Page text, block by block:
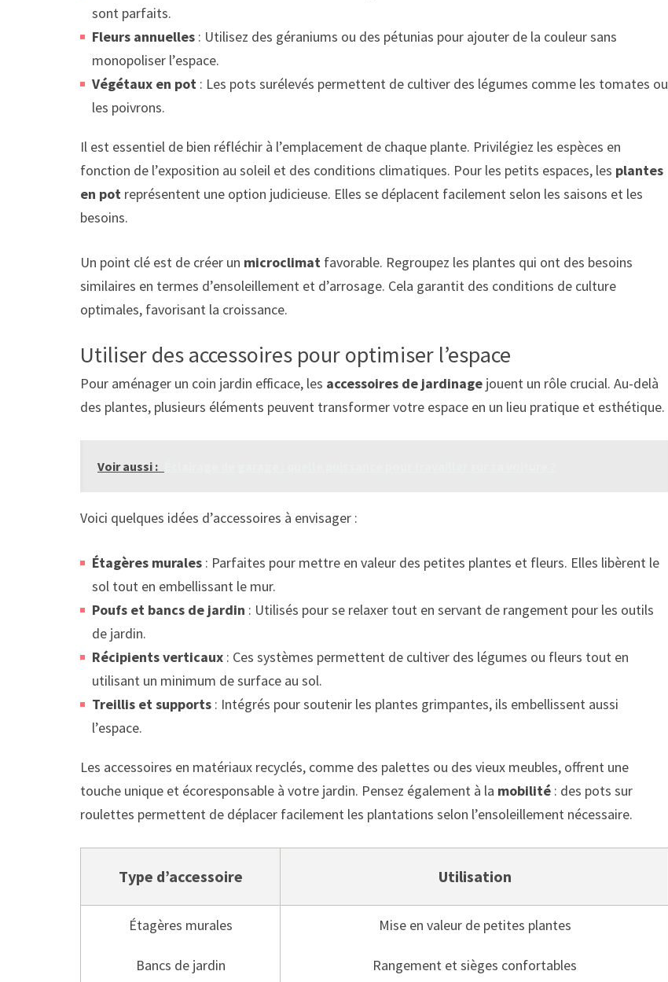
sont parfaits.
Fleurs annuelles : Utilisez des géraniums ou des pétunias pour ajouter de la couleur sans
monopoliser l’espace.
Végétaux en pot : Les pots surélevés permettent de cultiver des légumes comme les tomates ou
les poivrons.
Il est essentiel de bien réfléchir à l’emplacement de chaque plante. Privilégiez les espèces en
fonction de l’exposition au soleil et des conditions climatiques. Pour les petits espaces, les plantes
en pot représentent une option judicieuse. Elles se déplacent facilement selon les saisons et les
besoins.
Un point clé est de créer un microclimat favorable. Regroupez les plantes qui ont des besoins
similaires en termes d’ensoleillement et d’arrosage. Cela garantit des conditions de culture
optimales, favorisant la croissance.
Utiliser des accessoires pour optimiser l’espace
Pour aménager un coin jardin efficace, les accessoires de jardinage jouent un rôle crucial. Au-delà
des plantes, plusieurs éléments peuvent transformer votre espace en un lieu pratique et esthétique.
Voir aussi :
Voici quelques idées d’accessoires à envisager :
Étagères murales : Parfaites pour mettre en valeur des petites plantes et fleurs. Elles libèrent le
sol tout en embellissant le mur.
Poufs et bancs de jardin : Utilisés pour se relaxer tout en servant de rangement pour les outils
de jardin.
Récipients verticaux : Ces systèmes permettent de cultiver des légumes ou fleurs tout en
utilisant un minimum de surface au sol.
Treillis et supports : Intégrés pour soutenir les plantes grimpantes, ils embellissent aussi
l’espace.
Les accessoires en matériaux recyclés, comme des palettes ou des vieux meubles, offrent une
touche unique et écoresponsable à votre jardin. Pensez également à la mobilité : des pots sur
roulettes permettent de déplacer facilement les plantations selon l’ensoleillement nécessaire.
Type d’accessoire Utilisation
Étagères murales Mise en valeur de petites plantes
Bancs de jardin Rangement et sièges confortables